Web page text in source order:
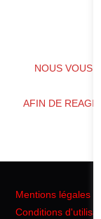
NOUS VOUS
AFIN DE
Mentions légales
Conditions